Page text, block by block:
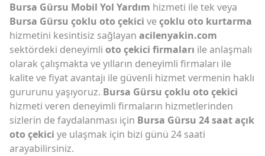
Bursa Gürsu Mobil Yol Yardım hizmeti ile tek veya
Bursa Gürsu çoklu oto çekici veçoklu oto kurtarma
hizmetini kesintisiz sağlayan acilenyakin.com
sektördeki deneyimli oto çekici firmaları ile anlaşmalı
olarak çalışmakta ve yılların deneyimli firmaları ile
kalite ve fiyat avantajı ile güvenli hizmet vermenin haklı
gururunu yaşıyoruz. Bursa Gürsu çoklu oto çekici
hizmeti veren deneyimli firmaların hizmetlerinden
sizlerin de faydalanması için Bursa Gürsu 24 saat açık
oto çekici ye ulaşmak için bizi günü 24 saati
arayabilirsiniz.